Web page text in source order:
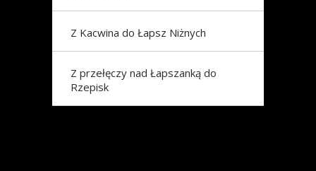
Z Kacwina do Łapsz Niżnych
Z przełęczy nad Łapszanką do
Rzepisk